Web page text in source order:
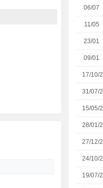
06/07
11/05
23/01
09/01
17/10/
31/07/
15/05/
28/01/
27/12/
24/10/
19/07/